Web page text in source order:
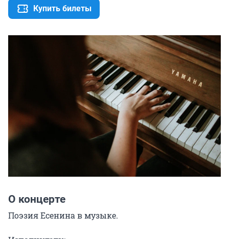
Купить билеты
О концерте
Поэзия Есенина в музыке.